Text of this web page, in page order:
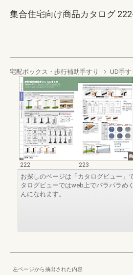
集合住宅向け商品カタログ
宅配ボックス・歩行補助手すり UD手す
222
223
お探しのページは「カタログビュー」
タログビューではweb上でパラパラめ
んになれます。
左ページから抽出された内容